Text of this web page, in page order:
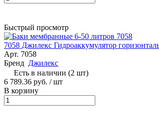
Быстрый просмотр
7058 Джилекс Гидроаккумулятор
Арт. 7058
Бренд Джилекс
Есть в наличии (2 шт)
6 789.36 руб. / шт
В корзину